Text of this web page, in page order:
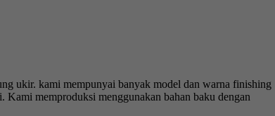
ukir. kami mempunyai banyak model dan warna finishing
Kami memproduksi menggunakan bahan baku dengan